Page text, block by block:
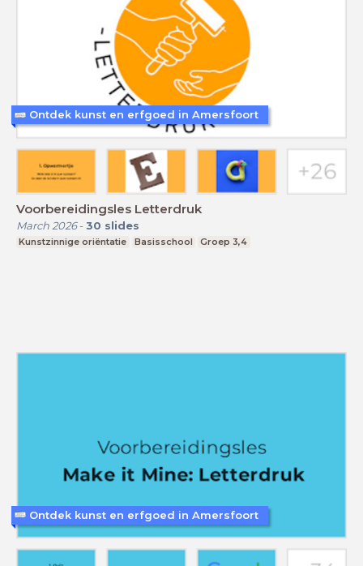
Voorbereidingsles Letterdruk
March 2026- 30 slides
Kunstzinnige oriëntatie Basisschool Groep 3,4
Ontdek kunst en erfgoed in Amersfoort
Ontdek kunst en erfgoed in Amersfoort